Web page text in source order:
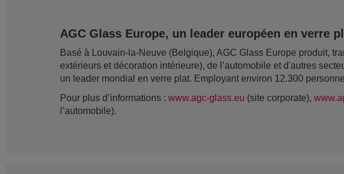
AGC Glass Europe, un leader européen en verre
Basé à Louvain-la-Neuve (Belgique), AGC Glass Europe produit,
extérieurs et décoration intérieure), de l’automobile et d'autres
un leader mondial en verre plat. Employant environ 12.300
Pour plus d’informations : www.agc-glass.eu (site corporate),
l’automobile).